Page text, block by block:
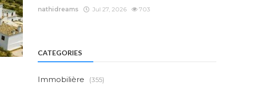
nathidreams Jul 27, 2026 703
CATEGORIES
Immobilière (355)